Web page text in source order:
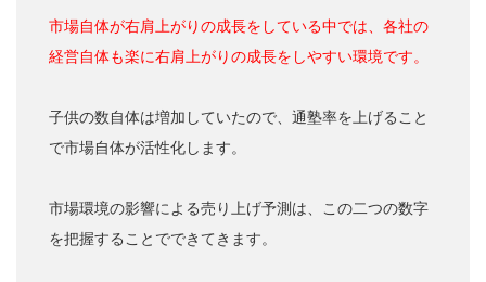
市場自体が右肩上がりの成長をしている中では、各社の
経営自体も楽に右肩上がりの成長をしやすい環境です。
子供の数自体は増加していたので、通塾率を上げること
で市場自体が活性化します。
市場環境の影響による売り上げ予測は、この二つの数字
を把握することでできてきます。